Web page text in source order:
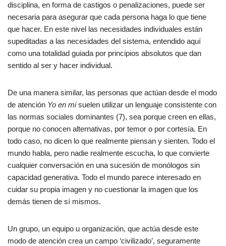
disciplina, en forma de castigos o penalizaciones, puede ser
necesaria para asegurar que cada persona haga lo que tiene
que hacer. En este nivel las necesidades individuales están
supeditadas a las necesidades del sistema, entendido aquí
como una totalidad guiada por principios absolutos que dan
sentido al ser y hacer individual.
De una manera similar, las personas que actúan desde el modo
de atención Yo en misuelen utilizar un lenguaje consistente con
las normas sociales dominantes (7), sea porque creen en ellas,
porque no conocen alternativas, por temor o por cortesía. En
todo caso, no dicen lo que realmente piensan y sienten. Todo el
mundo habla, pero nadie realmente escucha, lo que convierte
cualquier conversación en una sucesión de monólogos sin
capacidad generativa. Todo el mundo parece interesado en
cuidar su propia imagen y no cuestionar la imagen que los
demás tienen de sí mismos.
Un grupo, un equipo u organización, que actúa desde este
modo de atención crea un campo ‘civilizado’, seguramente